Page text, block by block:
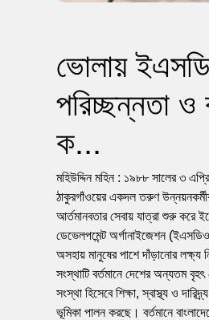
ভোলায়
পরিচ্ছন্নতা ও
ক...
মহিউদ্দিন মহিন : ১৯৮৮ সালের ৩
ঠাকুরগাঁওয়ের একদল তরুণ
আর্তমানবতার সেবায় যাত্রা শুরু করে
ডেভেলপমেন্ট অর্গানাইজেশন
অসহায় মানুষের পাশে দাঁড়ানোর লক্ষ্য
সংস্থাটি বর্তমানে দেশের অন্যতম
সংস্থা হিসেবে শিক্ষা, স্বাস্থ্য ও
ভূমিকা পালন করছে। বর্তমানে